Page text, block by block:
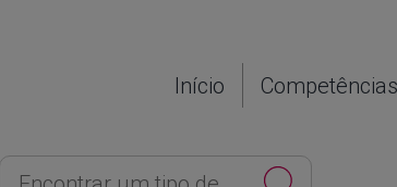
Início Competências